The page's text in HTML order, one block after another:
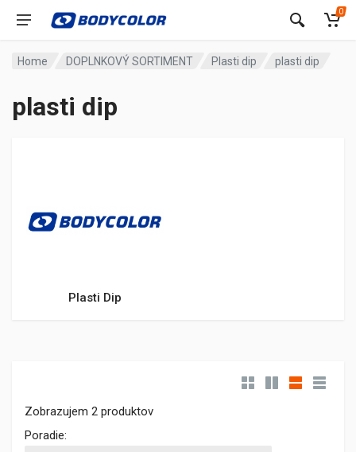
0
Home DOPLNKOVÝ SORTIMENT Plasti dip plasti dip
plasti dip
Plasti Dip
Zobrazujem 2 produktov
Poradie: